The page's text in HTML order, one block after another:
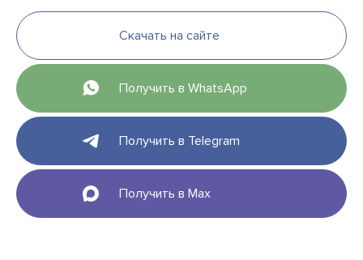
Скачать на сайте
Получить в WhatsApp
Получить в Telegram
Получить в Max